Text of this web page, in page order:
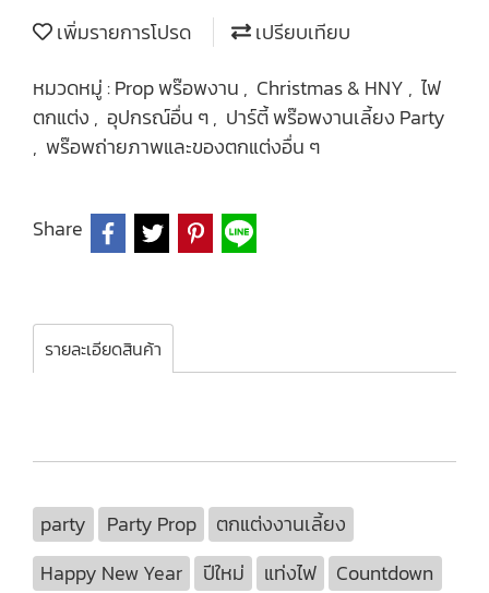
เพิ่มรายการโปรด
เปรียบเทียบ
หมวดหมู่ :Prop พร๊อพงาน , Christmas & HNY , ไฟ
ตกแต่ง , อุปกรณ์อื่น ๆ, ปาร์ตี้ พร๊อพงานเลี้ยง Party
, พร๊อพถ่ายภาพและของตกแต่งอื่น ๆ
Share
รายละเอียดสินค้า
party Party Prop
ตกแต่งงานเลี้ยง
Happy New Year
ปีใหม่ แท่งไฟ
Countdown